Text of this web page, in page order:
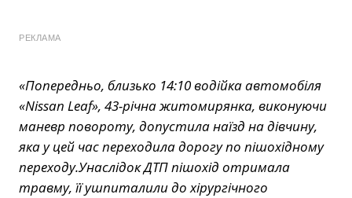
РЕКЛАМА
«Попередньо, близько 14:10 водійка автомобіля
«Nissan Leaf», 43-річна житомирянка, виконуючи
маневр повороту, допустила наїзд на дівчину,
яка у цей час переходила дорогу по пішохідному
переходу.Унаслідок ДТП пішохід отримала
травму, її ушпиталили до хірургічного